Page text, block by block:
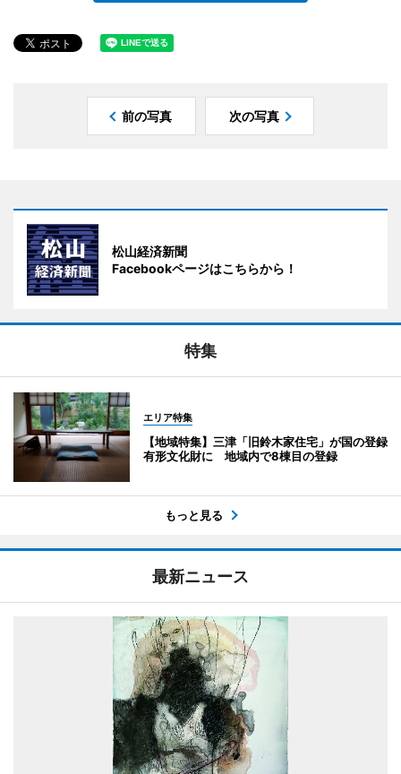
前の写真 次の写真
松山経済新聞
Facebookページはこちらから！
特集
エリア特集
【地域特集】三津「旧鈴木家住宅」が国の登録
有形文化財に 地域内で8棟目の登録
もっと見る
最新ニュース